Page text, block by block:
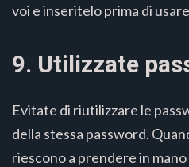
voi e inseritelo prima di
9. Utilizzate
Evitate di riutilizzare le
della stessa password.
riescono a prendere in